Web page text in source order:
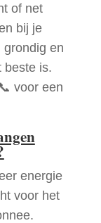
of net
bij je
grondig en
beste is.
voor een
energie
voor het